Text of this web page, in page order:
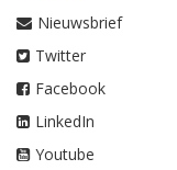
Nieuwsbrief
Twitter
Facebook
LinkedIn
Youtube